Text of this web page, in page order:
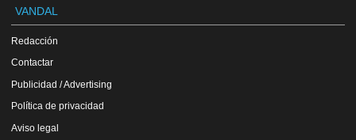
VANDAL
Redacción
Contactar
Publicidad / Advertising
Política de privacidad
Aviso legal